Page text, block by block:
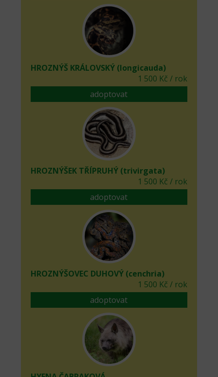
HROZNÝŠ KRÁLOVSKÝ (longicauda)
1 500 Kč / rok
adoptovat
HROZNÝŠEK TŘÍPRUHÝ (trivirgata)
1 500 Kč / rok
adoptovat
HROZNÝŠOVEC DUHOVÝ (cenchria)
1 500 Kč / rok
adoptovat